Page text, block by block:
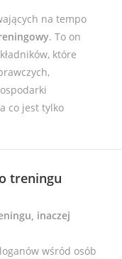
na tempo
. To on
które
co jest tylko
treningu
inaczej
wśród osób